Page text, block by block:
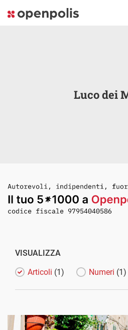
Luco dei
VISUALIZZA
Articoli (1) Numeri (1)